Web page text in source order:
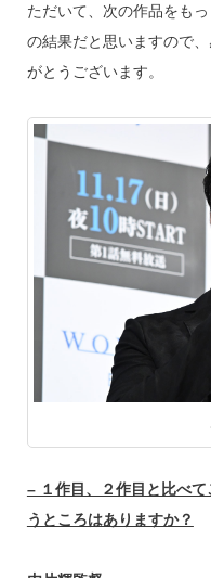
ただいて、次の作品をも
の結果だと思いますので
がとうございます。
– １作目、２作目と比べ
うところはありますか？